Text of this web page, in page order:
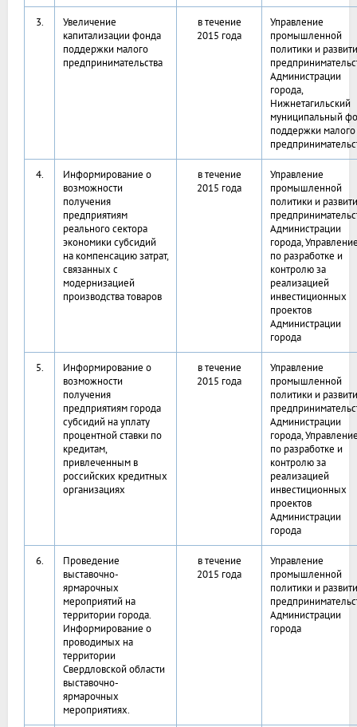
3.
Увеличение
капитализации фонда
поддержки малого
предпринимательства
в течение
2015 года
Управление
промышленной
политики и
Администрации
города,
Нижнетагильский
муниципальный
поддержки малого
4.
Информирование о
возможности
получения
предприятиям
реального сектора
экономики субсидий
на компенсацию затрат,
связанных с
модернизацией
производства товаров
в течение
2015 года
Управление
промышленной
политики и
Администрации
города,
по разработке и
контролю за
реализацией
инвестиционных
проектов
Администрации
города
5.
Информирование о
возможности
получения
предприятиям города
субсидий на уплату
процентной ставки по
кредитам,
привлеченным в
российских кредитных
организациях
в течение
2015 года
Управление
промышленной
политики и
Администрации
города,
по разработке и
контролю за
реализацией
инвестиционных
проектов
Администрации
города
6.
Проведение
выставочно-
ярмарочных
мероприятий на
территории города.
Информирование о
проводимых на
территории
Свердловской области
выставочно-
ярмарочных
мероприятиях.
в течение
2015 года
Управление
промышленной
политики и
Администрации
города